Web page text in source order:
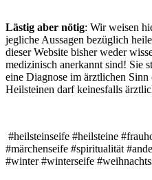
Lästig aber nötig: Wir weisen
jegliche Aussagen bezüglich
dieser Website bisher weder
medizinisch anerkannt sind! Sie
eine Diagnose im ärztlichen
Heilsteinen darf keinesfalls
#heilsteinseife #heilsteine
#märchenseife #spiritualität
#winter #winterseife